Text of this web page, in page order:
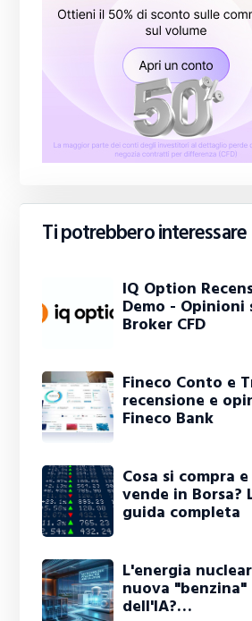
Ti potrebbero interessare
IQ Option
Demo - Opinioni
Broker CFD
Fineco Conto e
recensione e
Fineco Bank
Cosa si compra
vende in Borsa?
guida completa
L'energia
nuova "benzina"
dell'IA?…